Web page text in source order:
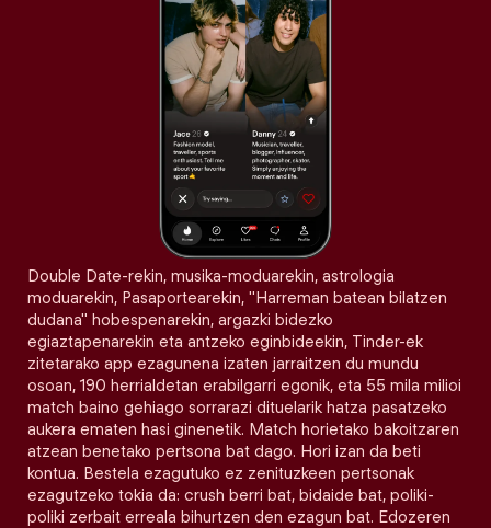
Double Date-rekin, musika-moduarekin, astrologia
moduarekin, Pasaportearekin, "Harreman batean bilatzen
dudana" hobespenarekin, argazki bidezko
egiaztapenarekin eta antzeko eginbideekin, Tinder-ek
zitetarako app ezagunena izaten jarraitzen du mundu
osoan, 190 herrialdetan erabilgarri egonik, eta 55 mila milioi
match baino gehiago sorrarazi dituelarik hatza pasatzeko
aukera ematen hasi ginenetik. Match horietako bakoitzaren
atzean benetako pertsona bat dago. Hori izan da beti
kontua. Bestela ezagutuko ez zenituzkeen pertsonak
ezagutzeko tokia da: crush berri bat, bidaide bat, poliki-
poliki zerbait erreala bihurtzen den ezagun bat. Edozeren